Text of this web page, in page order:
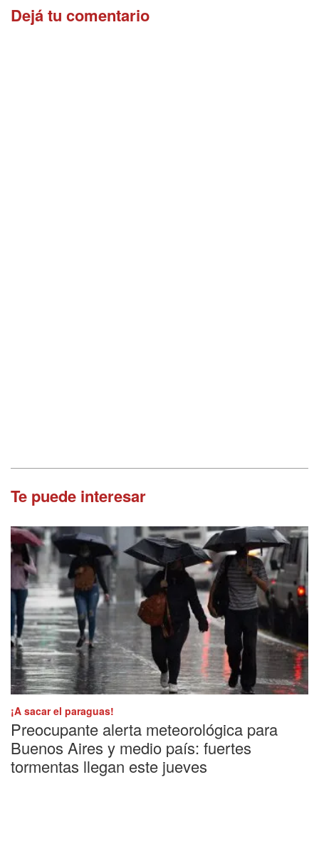
Dejá tu comentario
Te puede interesar
¡A sacar el paraguas!
Preocupante alerta meteorológica para
Buenos Aires y medio país: fuertes
tormentas llegan este jueves